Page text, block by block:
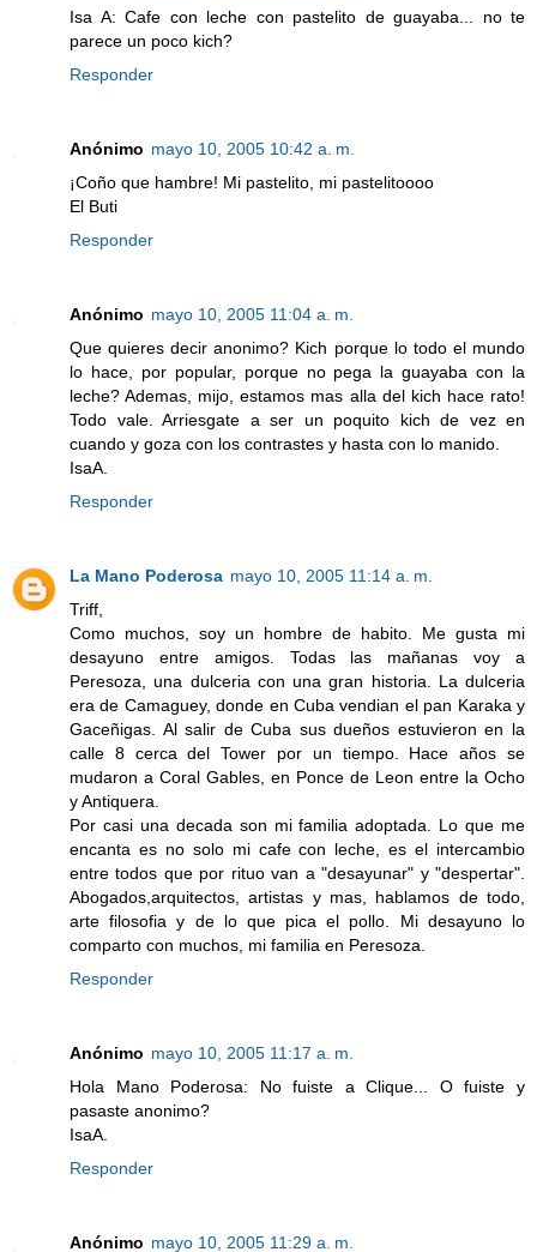
Isa A: Cafe con leche con pastelito de guayaba... no te
parece un poco kich?
Responder
Anónimo mayo 10, 2005 10:42 a. m.
¡Coño que hambre! Mi pastelito, mi pastelitoooo
El Buti
Responder
Anónimo mayo 10, 2005 11:04 a. m.
Que quieres decir anonimo? Kich porque lo todo el mundo
lo hace, por popular, porque no pega la guayaba con la
leche? Ademas, mijo, estamos mas alla del kich hace rato!
Todo vale. Arriesgate a ser un poquito kich de vez en
cuando y goza con los contrastes y hasta con lo manido.
IsaA.
Responder
La Mano Poderosa mayo 10, 2005 11:14 a. m.
Triff,
Como muchos, soy un hombre de habito. Me gusta mi
desayuno entre amigos. Todas las mañanas voy a
Peresoza, una dulceria con una gran historia. La dulceria
era de Camaguey, donde en Cuba vendian el pan Karaka y
Gaceñigas. Al salir de Cuba sus dueños estuvieron en la
calle 8 cerca del Tower por un tiempo. Hace años se
mudaron a Coral Gables, en Ponce de Leon entre la Ocho
y Antiquera.
Por casi una decada son mi familia adoptada. Lo que me
encanta es no solo mi cafe con leche, es el intercambio
entre todos que por rituo van a "desayunar" y "despertar".
Abogados,arquitectos, artistas y mas, hablamos de todo,
arte filosofia y de lo que pica el pollo. Mi desayuno lo
comparto con muchos, mi familia en Peresoza.
Responder
Anónimo mayo 10, 2005 11:17 a. m.
Hola Mano Poderosa: No fuiste a Clique... O fuiste y
pasaste anonimo?
IsaA.
Responder
Anónimo mayo 10, 2005 11:29 a. m.